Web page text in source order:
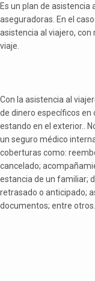
Es un plan de
aseguradoras. En el
asistencia al viajero,
viaje.
Con la asistencia al
de dinero específicos en
estando en el exterior..
un seguro médico
coberturas como:
cancelado;
estancia de un familiar;
retrasado o anticipado;
documentos; entre otros.